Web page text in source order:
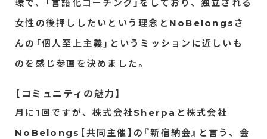
環で、「言語化コーチング」をしており、独立される
女性の後押ししたいという理念とNoBelongsさ
んの「個人至上主義」というミッションに近しいも
のを感じ参画を決めました。
【コミュニティの魅力】
月 に1回ですが、株式会社Sherpaと株式会社
NoBelongs【共同主催】の『新宿納会』と言う、会